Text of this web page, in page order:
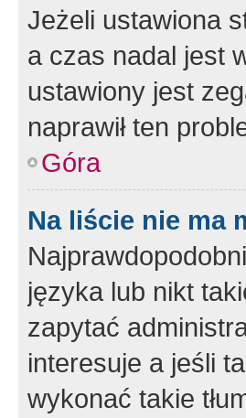
Jeżeli ustawiona
a czas nadal jest
ustawiony jest
naprawił ten
Góra
Na liście nie ma
języka lub nikt
zapytać
interesuje a jeśli
wykonać takie